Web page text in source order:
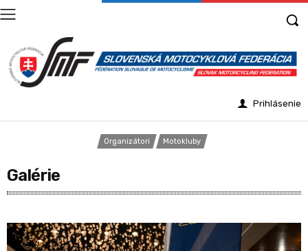
Prihlásenie
Organizátori Motokluby
Galérie